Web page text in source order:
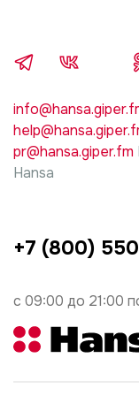
ущерб несет
с 09:00 до 21:00
+7 (800)
pr@hansa.giper.fm
Hansa